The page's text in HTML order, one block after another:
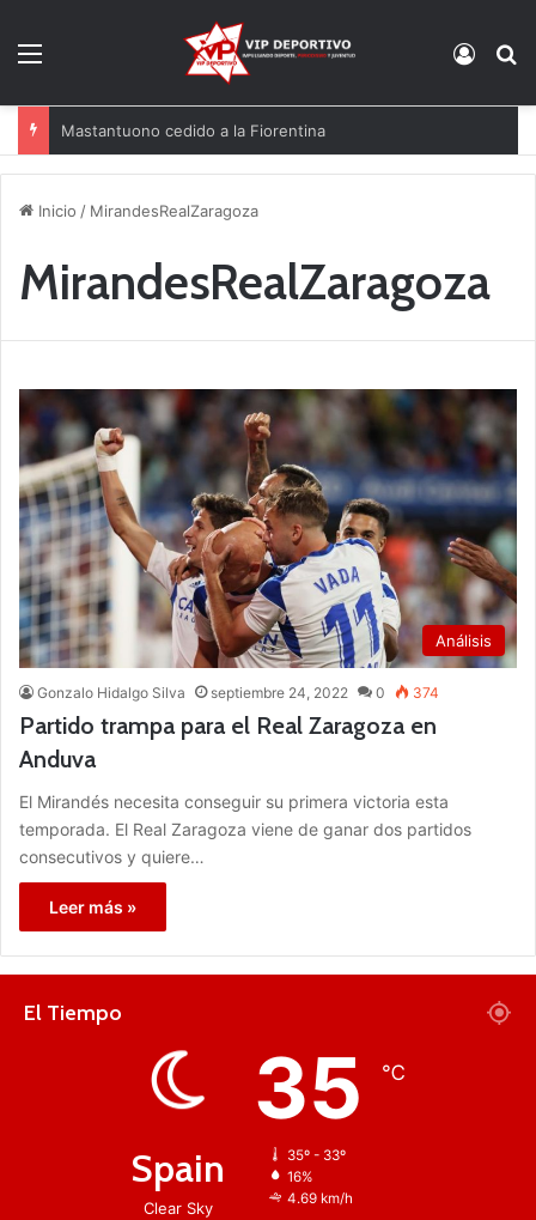
Mastantuono cedido a la Fiorentina
Inicio / MirandesRealZaragoza
MirandesRealZaragoza
Análisis
Gonzalo Hidalgo Silva septiembre 24, 2022 0 374
Partido trampa para el Real Zaragoza en
Anduva
El Mirandés necesita conseguir su primera victoria esta
temporada. El Real Zaragoza viene de ganar dos partidos
consecutivos y quiere…
Leer más »
El Tiempo
Spain
Clear Sky
35 ℃
35º - 33º
16%
4.69 km/h